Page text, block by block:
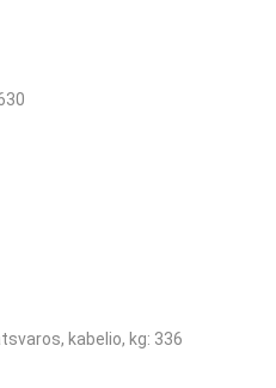
kabelio, kg: 336